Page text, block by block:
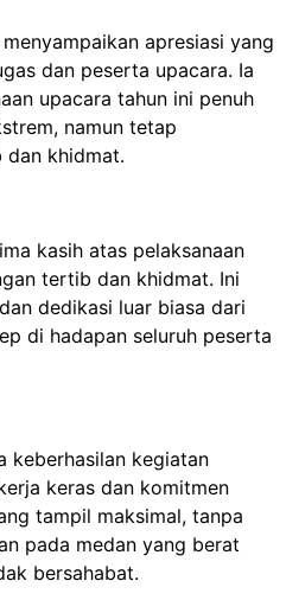
apresiasi yang
dan peserta upacara. Ia
upacara tahun ini penuh
namun tetap
dan khidmat.
kasih atas pelaksanaan
tertib dan khidmat. Ini
dedikasi luar biasa dari
di hadapan seluruh peserta
keberhasilan kegiatan
keras dan komitmen
tampil maksimal, tanpa
pada medan yang berat
bersahabat.